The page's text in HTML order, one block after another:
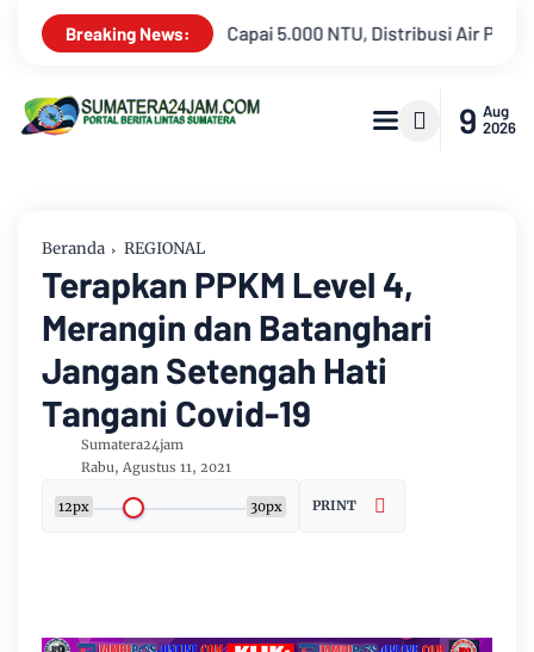
Breaking News:
PDAM Tirta Mayang di Sejumlah Wilayah Terganggu Dua
9 Aug
2026
Beranda REGIONAL
Terapkan PPKM Level 4,
Merangin dan Batanghari
Jangan Setengah Hati
Tangani Covid-19
Sumatera24jam
Rabu, Agustus 11, 2021
12px 30px PRINT